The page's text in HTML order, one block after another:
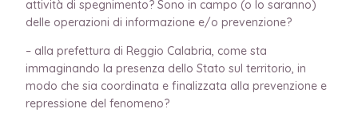
attività di spegnimento? Sono in campo (o lo saranno)
delle operazioni di informazione e/o prevenzione?
– alla prefettura di Reggio Calabria, come sta
immaginando la presenza dello Stato sul territorio, in
modo che sia coordinata e finalizzata alla prevenzione e
repressione del fenomeno?